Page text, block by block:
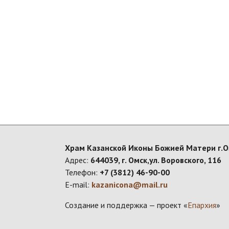
Храм Казанской Иконы Божией Матери
Адрес: 644039, г. Омск,ул. Воровского, 116
Телефон: +7 (3812) 46-90-00
E-mail: kazanicona@mail.ru
Создание и поддержка — проект «Епархия»